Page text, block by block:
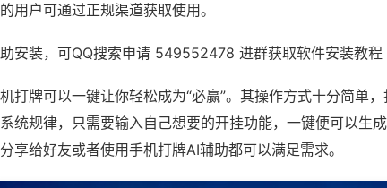
用户可通过正规渠道获取使用。
安装，可QQ搜索申请 549552478 进群获取软件安装教程
打牌可以一键让你轻松成为“必赢”。其操作方式十分简单
统规律，只需要输入自己想要的开挂功能，一键便可以生
享给好友或者使用手机打牌AI辅助都可以满足需求。